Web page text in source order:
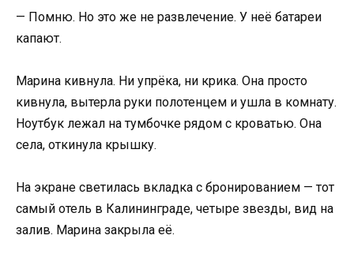
— Помню. Но это же не развлечение. У неё батареи
капают.
Марина кивнула. Ни упрёка, ни крика. Она просто
кивнула, вытерла руки полотенцем и ушла в комнату.
Ноутбук лежал на тумбочке рядом с кроватью. Она
села, откинула крышку.
На экране светилась вкладка с бронированием — тот
самый отель в Калининграде, четыре звезды, вид на
залив. Марина закрыла её.